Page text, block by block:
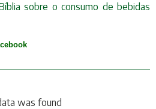
sobre o consumo de bebidas
was found